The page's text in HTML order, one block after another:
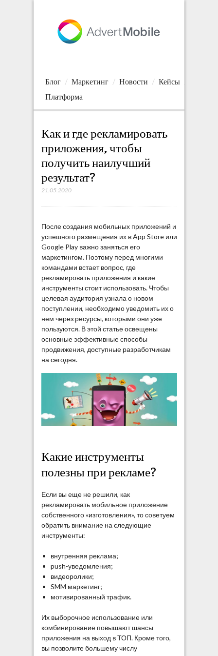
Блог Маркетинг Новости
Кейсы
Платформа
Как и где рекламировать
приложения, чтобы
получить наилучший
результат?
21.05.2020
После создания мобильных приложений и
успешного размещения их в App Store или
Google Play важно заняться его
маркетингом. Поэтому перед многими
командами встает вопрос, где
рекламировать приложения и какие
инструменты стоит использовать. Чтобы
целевая аудитория узнала о новом
поступлении, необходимо уведомить их о
нем через ресурсы, которыми они уже
пользуются. В этой статье освещены
основные эффективные способы
продвижения, доступные разработчикам
на сегодня.
Какие инструменты
полезны при рекламе?
Если вы еще не решили, как
рекламировать мобильное приложение
собственного «изготовления», то советуем
обратить внимание на следующие
инструменты:
внутренняя реклама;
push-уведомления;
видеоролики;
SMM маркетинг;
мотивированный трафик.
Их выборочное использование или
комбинирование повышают шансы
приложения на выход в ТОП. Кроме того,
вы позволите большему числу